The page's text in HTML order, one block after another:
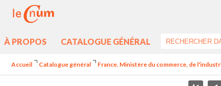
À PROPOS CATALOGUE GÉNÉRAL
Accueil Catalogue général France. Ministère du commerce, de